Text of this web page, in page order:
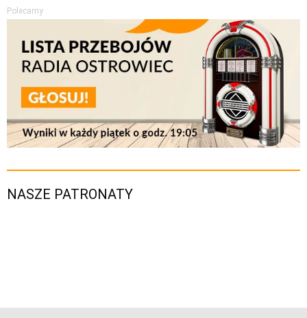
Polecamy
NASZE PATRONATY